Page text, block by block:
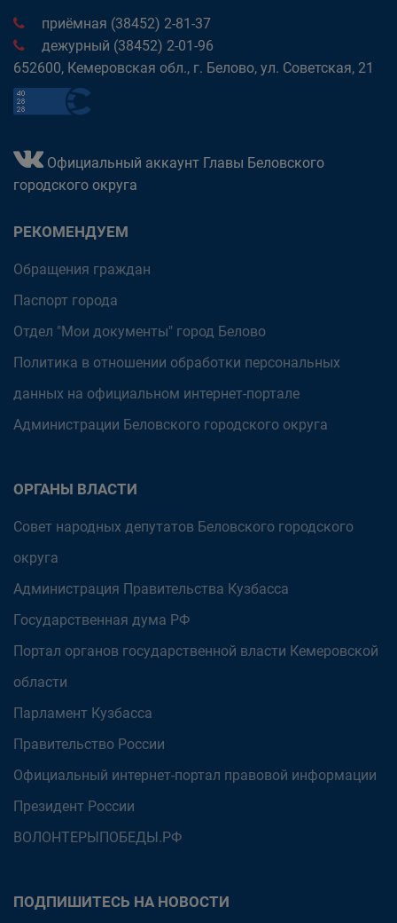
приёмная (38452) 2-81-37
дежурный (38452) 2-01-96
652600, Кемеровская обл., г. Белово, ул. Советская, 21
Официальный аккаунт Главы Беловского
городского округа
РЕКОМЕНДУЕМ
Обращения граждан
Паспорт города
Отдел "Мои документы" город Белово
Политика в отношении обработки персональных
данных на официальном интернет-портале
Администрации Беловского городского округа
ОРГАНЫ ВЛАСТИ
Совет народных депутатов Беловского городского
округа
Администрация Правительства Кузбасса
Государственная дума РФ
Портал органов государственной власти Кемеровской
области
Парламент Кузбасса
Правительство России
Официальный интернет-портал правовой информации
Президент России
ВОЛОНТЕРЫПОБЕДЫ.РФ
ПОДПИШИТЕСЬ НА НОВОСТИ